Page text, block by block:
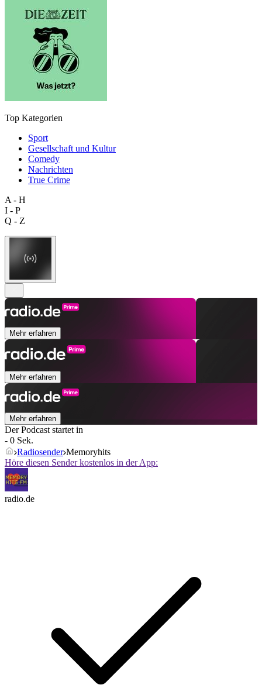
Top Kategorien
Sport
Gesellschaft und Kultur
Comedy
Nachrichten
True Crime
A - H
I - P
Q - Z
Mehr erfahren
Mehr erfahren
Mehr erfahren
Der Podcast startet in
- 0 Sek.
Radiosender Memoryhits
Höre diesen Sender kostenlos in der App:
radio.de